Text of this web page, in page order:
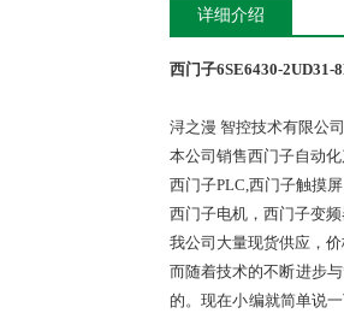
详细介绍
西门子6SE6430-2UD31-
浔之漫 智控技术有限公
本公司销售西门子自动
西门子PLC,西门子触摸
西门子电机，西门子变
我公司大量现货供应，
而随着技术的不断进步
的。现在小编就简单说